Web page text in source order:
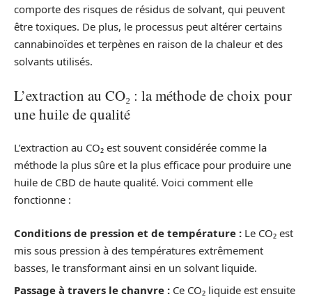
comporte des risques de résidus de solvant, qui peuvent
être toxiques. De plus, le processus peut altérer certains
cannabinoïdes et terpènes en raison de la chaleur et des
solvants utilisés.
L’extraction au CO₂ : la méthode de choix pour
une huile de qualité
L’extraction au CO₂ est souvent considérée comme la
méthode la plus sûre et la plus efficace pour produire une
huile de CBD de haute qualité. Voici comment elle
fonctionne :
Conditions de pression et de température : Le CO₂ est
mis sous pression à des températures extrêmement
basses, le transformant ainsi en un solvant liquide.
Passage à travers le chanvre : Ce CO₂ liquide est ensuite